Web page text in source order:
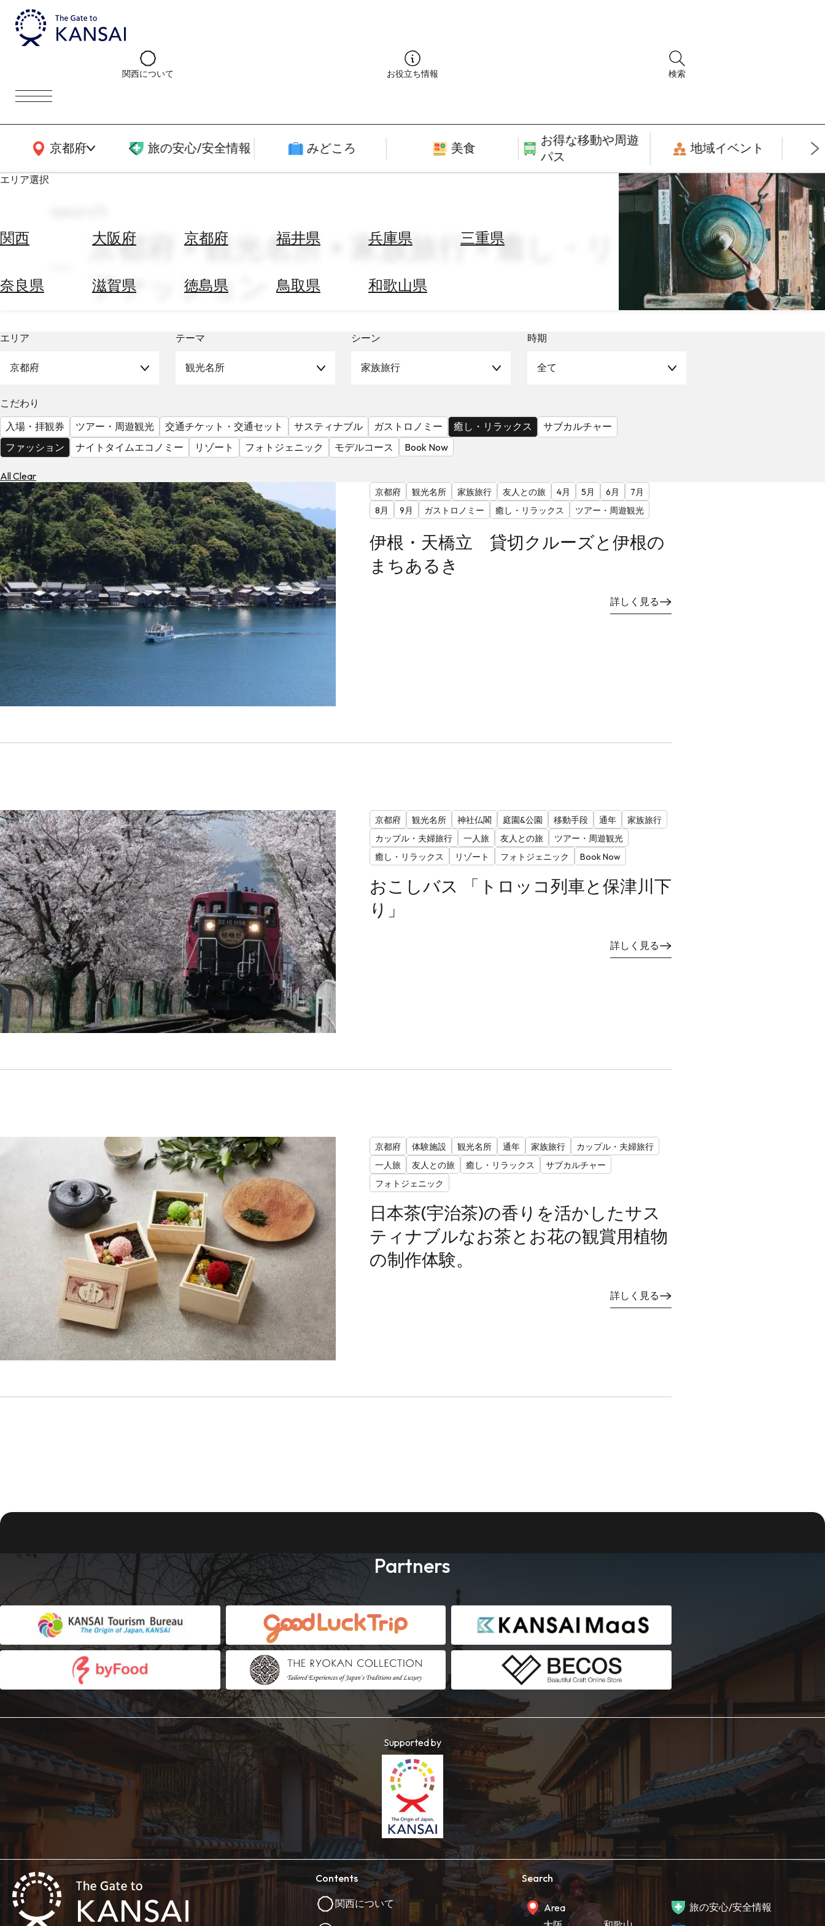
関西について お役立ち情報 検索
京都府
関西広域MAP 旅の安心/安全情報 みどころ 美食
お得な移動や周遊
パス
地域イベント
エリア選択
関西 大阪府 京都府 福井県 兵庫県 三重県
奈良県 滋賀県 徳島県 鳥取県 和歌山県
べ
る
天
気
を
見
京都府 × 観光名所 × 家族旅行 × 癒し・リラックス ×
ファッション
エリア
京都府
テーマ
観光名所
シーン
家族旅行
時期
全て
こだわり
入場・拝観券
ツアー・周遊観光 交通チケット・交通セット サスティナブル ガストロノミー 癒し・リラックス
サブカルチャー
ファッション
ナイトタイムエコノミー リゾート フォトジェニック モデルコース Book Now
All Clear
京都府 観光名所 家族旅行 友人との旅 4月 5月 6月
7月
8月
9月 ガストロノミー 癒し・リラックス ツアー・周遊観光
伊根・天橋立 貸切クルーズと伊根の
まちあるき
詳しく見る
京都府 観光名所 神社仏閣 庭園&公園 移動手段 通年
家族旅行
カップル・夫婦旅行
一人旅 友人との旅
ツアー・周遊観光
癒し・リラックス
リゾート フォトジェニック Book Now
おこしバス 「トロッコ列車と保津川下
り」
詳しく見る
京都府 体験施設 観光名所 通年 家族旅行
カップル・夫婦旅行
一人旅
友人との旅 癒し・リラックス
サブカルチャー
フォトジェニック
日本茶(宇治茶)の香りを活かしたサス
ティナブルなお茶とお花の観賞用植物
の制作体験。
詳しく見る
Partners
Supported by
Contents
関西について
Search
Area
旅の安心/安全情報